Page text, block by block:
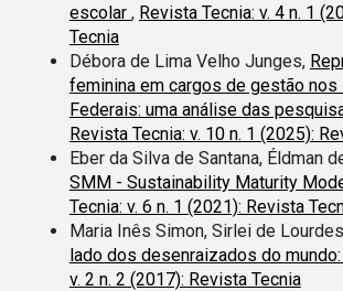
escolar , Revista Tecnia: v. 4 n. 1
Tecnia
Débora de Lima Velho Junges,
feminina em cargos de gestão
Federais: uma análise das
Revista Tecnia: v. 10 n. 1 (2025):
Eber da Silva de Santana, Éldman
SMM - Sustainability Maturity
Tecnia: v. 6 n. 1 (2021): Revista
Maria Inês Simon, Sirlei de
lado dos desenraizados do mundo:
v. 2 n. 2 (2017): Revista Tecnia